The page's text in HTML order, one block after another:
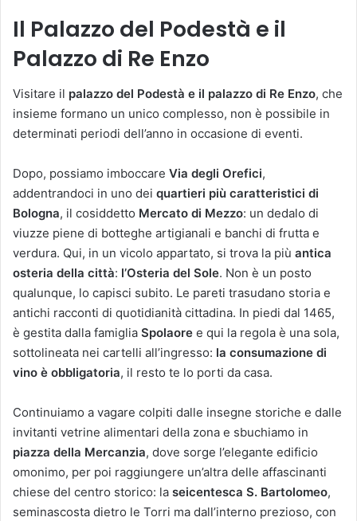
Il Palazzo del Podestà e il
Palazzo di Re Enzo
Visitare il palazzo del Podestà e il palazzo di Re Enzo, che
insieme formano un unico complesso, non è possibile in
determinati periodi dell’anno in occasione di eventi.
Dopo, possiamo imboccare Via degli Orefici,
addentrandoci in uno dei quartieri più caratteristici di
Bologna, il cosiddetto Mercato di Mezzo: un dedalo di
viuzze piene di botteghe artigianali e banchi di frutta e
verdura. Qui, in un vicolo appartato, si trova la più antica
osteria della città: l’Osteria del Sole. Non è un posto
qualunque, lo capisci subito. Le pareti trasudano storia e
antichi racconti di quotidianità cittadina. In piedi dal 1465,
è gestita dalla famiglia Spolaore e qui la regola è una sola,
sottolineata nei cartelli all’ingresso: la consumazione di
vino è obbligatoria, il resto te lo porti da casa.
Continuiamo a vagare colpiti dalle insegne storiche e dalle
invitanti vetrine alimentari della zona e sbuchiamo in
piazza della Mercanzia, dove sorge l’elegante edificio
omonimo, per poi raggiungere un’altra delle affascinanti
chiese del centro storico: la seicentesca S. Bartolomeo,
seminascosta dietro le Torri ma dall’interno prezioso, con